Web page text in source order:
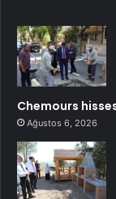
Chemours
Ağustos 6, 2026